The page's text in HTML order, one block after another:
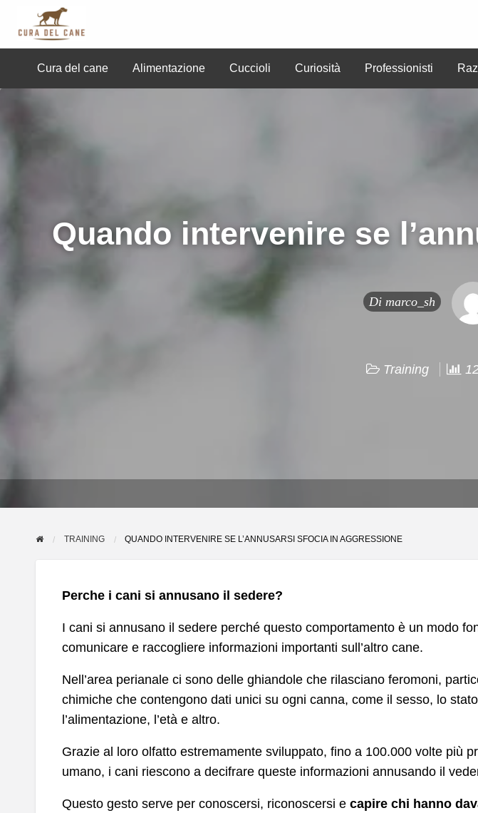
Curiosità Professionisti Razze Salute Training
Cura del cane Alimentazione Cuccioli Curiosità Professionisti
Quando intervenire se
Di marco_sh
Training
TRAINING QUANDO INTERVENIRE SE L’ANNUSARSI SFOCIA IN AGGRESSIONE
Perche i cani si annusano il sedere?
I cani si annusano il sedere perché questo comportamento è un modo
comunicare e raccogliere informazioni importanti sull’altro cane.
Nell’area perianale ci sono delle ghiandole che rilasciano feromoni,
chimiche che contengono dati unici su ogni canna, come il sesso, lo
l’alimentazione, l’età e altro.
Grazie al loro olfatto estremamente sviluppato, fino a 100.000 volte più
umano, i cani riescono a decifrare queste informazioni annusando il
Questo gesto serve per conoscersi, riconoscersi e capire chi hanno